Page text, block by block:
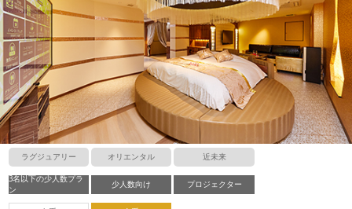
ラグジュアリー オリエンタル 近未来
3名以下の少人数プラ
ン
少人数向け プロジェクター